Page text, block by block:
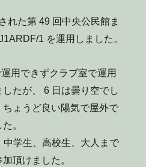
り
体
交
運
用
JA1YML
を
特
れた第 49 回中央公民館ま
1 を運用しました。
用できずクラブ室で運用
たが、 6 日は曇り空でし
ょうど良い陽気で屋外で
。
学生、高校生、大人まで
頂けました。